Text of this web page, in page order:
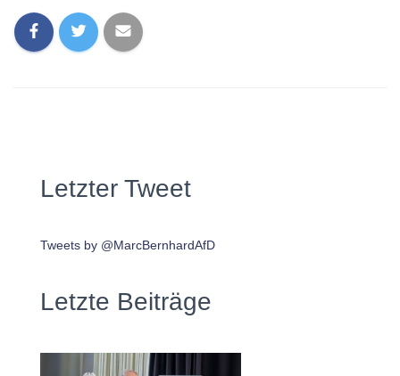
Letzter Tweet
Tweets by @MarcBernhardAfD
Letzte Beiträge